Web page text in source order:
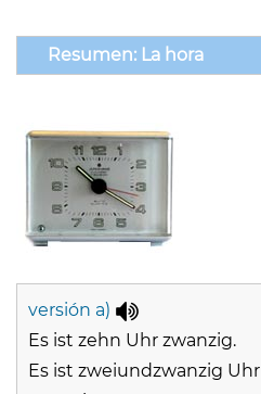
Resumen: La hora
versión a)
Es ist zehn Uhr zwanzig.
Es ist zweiundzwanzig Uhr